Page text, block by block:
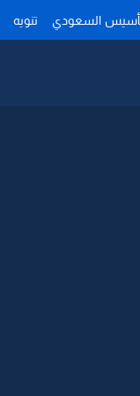
السعودي تنويه